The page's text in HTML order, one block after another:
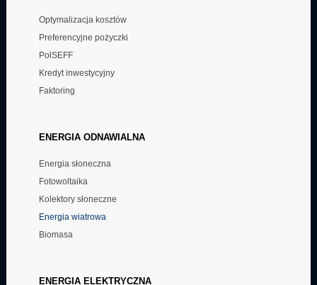
oraz komunalnego i indywidualnego.
Optymalizacja kosztów
Preferencyjne pożyczki
PolSEFF
Kredyt inwestycyjny
Faktoring
ENERGIA ODNAWIALNA
Energia słoneczna
Fotowoltaika
Kolektory słoneczne
Energia wiatrowa
Biomasa
ENERGIA ELEKTRYCZNA